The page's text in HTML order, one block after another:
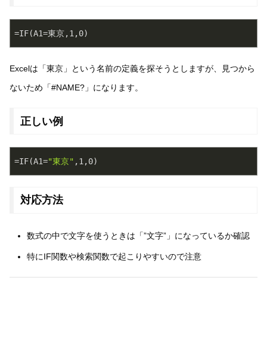
Excelは「東京」という名前の定義を探そうとしますが、見つから
ないため「#NAME?」になります。
正しい例
=IF(A1="東京" ,1,0
対応方法
数式の中で文字を使うときは「”文字”」になっているか確認
特にIF関数や検索関数で起こりやすいので注意